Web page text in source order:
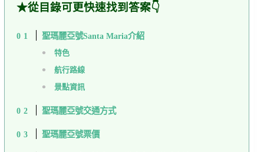
★從目錄可更快速找到答案👇
聖瑪麗亞號Santa Maria介紹
特色
航行路線
景點資訊
聖瑪麗亞號交通方式
聖瑪麗亞號票價